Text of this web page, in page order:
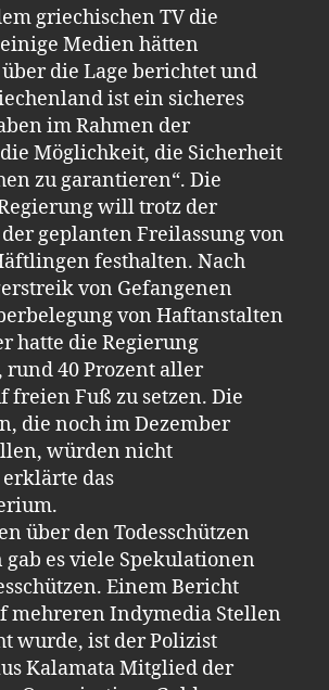
griechischen TV die
Medien hätten
die Lage berichtet und
ist ein sicheres
im Rahmen der
Möglichkeit, die Sicherheit
zu garantieren“. Die
will trotz der
geplanten Freilassung von
festhalten. Nach
von Gefangenen
von Haftanstalten
hatte die Regierung
rund 40 Prozent aller
freien Fuß zu setzen. Die
die noch im Dezember
würden nicht
das
über den Todesschützen
gab es viele Spekulationen
Einem Bericht
mehreren Indymedia Stellen
wurde, ist der Polizist
Kalamata Mitglied der